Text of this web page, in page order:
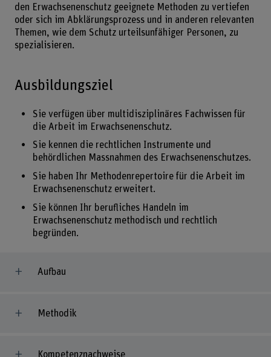
den Erwachsenenschutz geeignete Methoden zu vertiefen
oder sich im Abklärungsprozess und in anderen relevanten
Themen, wie dem Schutz urteilsunfähiger Personen, zu
spezialisieren.
Ausbildungsziel
Sie verfügen über multidisziplinäres Fachwissen für
die Arbeit im Erwachsenenschutz.
Sie kennen die rechtlichen Instrumente und
behördlichen Massnahmen des Erwachsenenschutzes.
Sie haben Ihr Methodenrepertoire für die Arbeit im
Erwachsenenschutz erweitert.
Sie können Ihr berufliches Handeln im
Erwachsenenschutz methodisch und rechtlich
begründen.
Aufbau
Methodik
Kompetenznachweise